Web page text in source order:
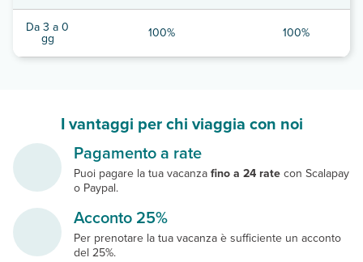
Da 3 a 0
gg 100% 100%
I vantaggi per chi viaggia con noi
Pagamento a rate
Puoi pagare la tua vacanzafino a 24 ratecon Scalapay
o Paypal.
Acconto 25%
Per prenotare la tua vacanza è sufficiente un acconto
del 25%.